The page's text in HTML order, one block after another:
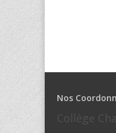
Nos
Collège